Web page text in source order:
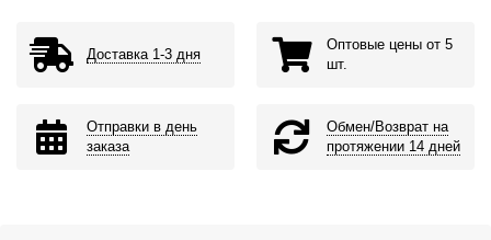
Доставка 1-3 дня
Оптовые цены от 5
шт.
Отправки в день
заказа
Обмен/Возврат на
протяжении 14 дней